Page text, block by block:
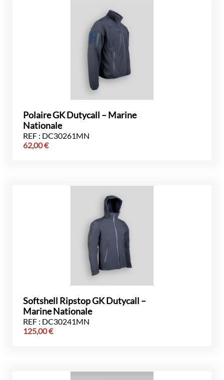
Polaire GK Dutycall – Marine
Nationale
REF : DC30261MN
62,00€
Softshell Ripstop GK Dutycall –
Marine Nationale
REF : DC30241MN
125,00€